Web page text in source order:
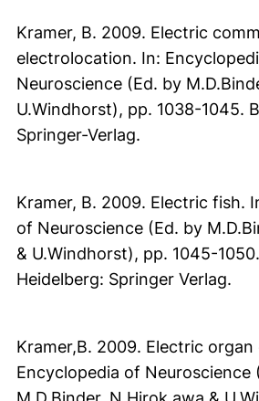
Kramer, B. 2009. Electric
electrolocation. In:
Neuroscience (Ed. by
U.Windhorst), pp. 1038-1045.
Springer-Verlag.
Kramer, B. 2009. Electric fish.
of Neuroscience (Ed. by
& U.Windhorst), pp. 1045-
Heidelberg: Springer Verlag.
Kramer,B. 2009. Electric organ
Encyclopedia of Neuroscience